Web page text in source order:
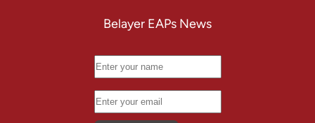
Belayer EAPs News